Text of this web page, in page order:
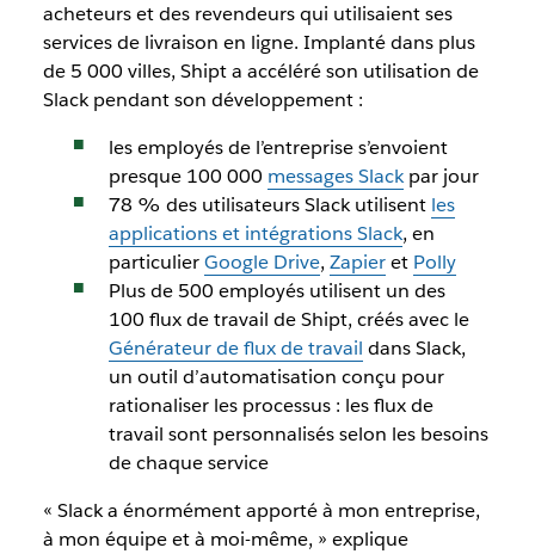
acheteurs et des revendeurs qui utilisaient ses
services de livraison en ligne. Implanté dans plus
de 5 000 villes, Shipt a accéléré son utilisation de
Slack pendant son développement :
les employés de l’entreprise s’envoient
presque 100 000 messages Slackpar jour
78 % des utilisateurs Slack utilisent les
applications et intégrations Slack, en
particulierGoogle Drive, Zapieret Polly
Plus de 500 employés utilisent un des
100 flux de travail de Shipt, créés avec le
Générateur de flux de travail dans Slack,
un outil d’automatisation conçu pour
rationaliser les processus : les flux de
travail sont personnalisés selon les besoins
de chaque service
« Slack a énormément apporté à mon entreprise,
à mon équipe et à moi-même, » explique